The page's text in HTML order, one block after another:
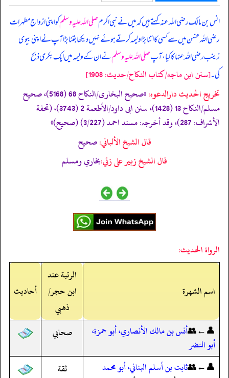
انس بن مالک رضی اللہ عنہ کہتے ہیں کہمیں نے نبی اکرمصلی اللہ علیہ وسلمکو اپنی ازواج مطہرات
رضی اللہ عنہن میں سے کسی کا اتنا بڑا ولیمہ کرتے ہوئے نہیں دیکھا جتنا بڑا آپ نے اپنی بیوی
زینب رضی اللہ عنہا کا کیا، آپصلی اللہ علیہ وسلمنے ان کے ولیمہ میں ایک بکری ذبح
کی۔[سنن ابن ماجه/كتاب النكاح/حدیث: 1908]
تخریج الحدیث دارالدعوہ:
«‏‏‏‏صحیح البخاری/النکاح 68 (5168)، صحیح
مسلم/النکاح 13 (1428)، سنن ابی داود/الأطعمة 2 (3743)، (تحفة
الأشراف: 287)، وقد أخرجہ: مسند احمد (3/227) (صحیح)»
قال الشيخ الألباني:صحيح
قال الشيخ زبير على زئي:بخاري ومسلم
الرواة الحديث:
اسم الشهرة
الرتبة عند
ابن حجر/
ذهبي
أحاديث
👤←👥أنس بن مالك الأنصاري، أبو حمزة،
أبو النضر
صحابي
👤←👥ثابت بن أسلم البناني، أبو محمد ثقة